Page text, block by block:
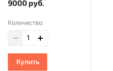
9000 руб.
Количество:
Купить